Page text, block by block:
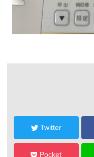
Twitter
Pocket